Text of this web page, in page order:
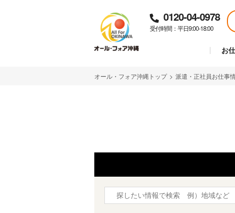
0120-04-0978
受付時間：平日9:00-18:00
お
オール・フォア沖縄トップ > 派遣・正社員お仕事